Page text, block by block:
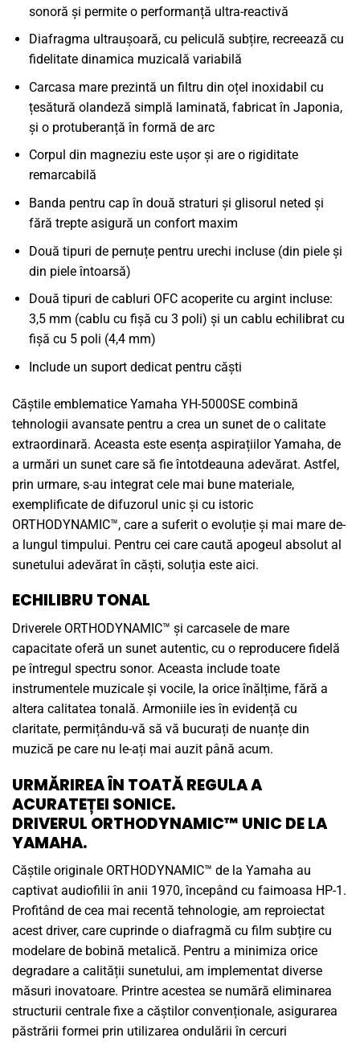
sonoră și permite o performanță ultra-reactivă
Diafragma ultraușoară, cu peliculă subțire, recreează cu
fidelitate dinamica muzicală variabilă
Carcasa mare prezintă un filtru din oțel inoxidabil cu
țesătură olandeză simplă laminată, fabricat în Japonia,
și o protuberanță în formă de arc
Corpul din magneziu este ușor și are o rigiditate
remarcabilă
Banda pentru cap în două straturi și glisorul neted și
fără trepte asigură un confort maxim
Două tipuri de pernuțe pentru urechi incluse (din piele și
din piele întoarsă)
Două tipuri de cabluri OFC acoperite cu argint incluse:
3,5 mm (cablu cu fișă cu 3 poli) și un cablu echilibrat cu
fișă cu 5 poli (4,4 mm)
Include un suport dedicat pentru căști
Căștile emblematice Yamaha YH-5000SE combină
tehnologii avansate pentru a crea un sunet de o calitate
extraordinară. Aceasta este esența aspirațiilor Yamaha, de
a urmări un sunet care să fie întotdeauna adevărat. Astfel,
prin urmare, s-au integrat cele mai bune materiale,
exemplificate de difuzorul unic și cu istoric
ORTHODYNAMIC™, care a suferit o evoluție și mai mare de-
a lungul timpului. Pentru cei care caută apogeul absolut al
sunetului adevărat în căști, soluția este aici.
ECHILIBRU TONAL
Driverele ORTHODYNAMIC™ și carcasele de mare
capacitate oferă un sunet autentic, cu o reproducere fidelă
pe întregul spectru sonor. Aceasta include toate
instrumentele muzicale și vocile, la orice înălțime, fără a
altera calitatea tonală. Armoniile ies în evidență cu
claritate, permițându-vă să vă bucurați de nuanțe din
muzică pe care nu le-ați mai auzit până acum.
URMĂRIREA ÎN TOATĂ REGULA A
ACURATEȚEI SONICE.
DRIVERUL ORTHODYNAMIC™ UNIC DE LA
YAMAHA.
Căștile originale ORTHODYNAMIC™ de la Yamaha au
captivat audiofilii în anii 1970, începând cu faimoasa HP-1.
Profitând de cea mai recentă tehnologie, am reproiectat
acest driver, care cuprinde o diafragmă cu film subțire cu
modelare de bobină metalică. Pentru a minimiza orice
degradare a calității sunetului, am implementat diverse
măsuri inovatoare. Printre acestea se numără eliminarea
structurii centrale fixe a căștilor convenționale, asigurarea
păstrării formei prin utilizarea ondulării în cercuri